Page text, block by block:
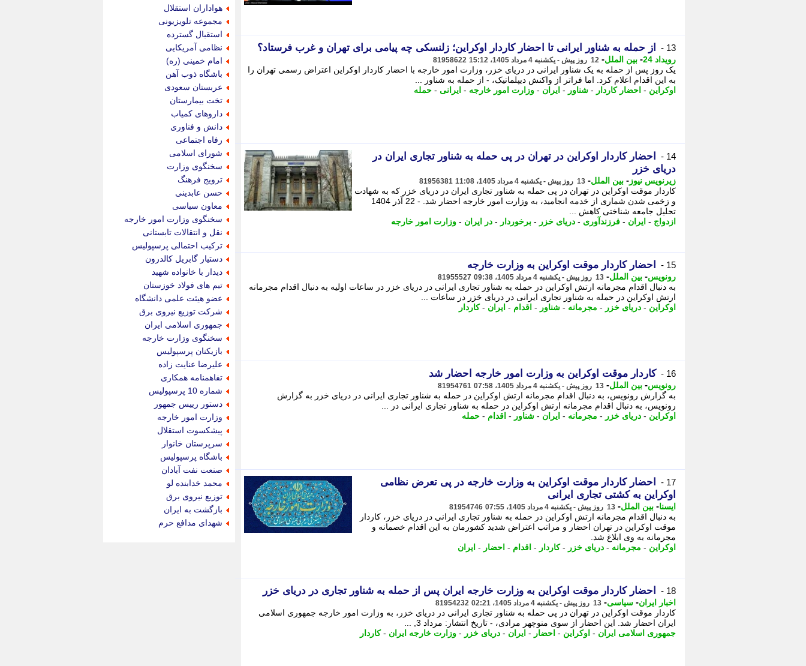
13 - از حمله به شناور ایرانی تا احضار کاردار اوکراین؛ زلنسکی چه پیامی برای تهران و غرب فرستاد؟
رویداد 24 - بین الملل- 12 روز پیش - یکشنبه 4 مرداد 1405، 15:12 81958622
یک روز پس از حمله به یک شناور ایرانی در دریای خزر، وزارت امور خارجه با احضار کاردار اوکراین اعتراض رسمی تهران را
به این اقدام اعلام کرد. اما فراتر از واکنش دیپلماتیک، - از حمله به شناور ...
اوکراین - احضار کاردار - شناور - ایران - وزارت امور خارجه - ایرانی - حمله
14 -
احضار کاردار اوکراین در تهران در پی حمله به شناور تجاری ایران در
دریای خزر
زیرنویس نیوز - بین الملل- 13 روز پیش - یکشنبه 4 مرداد 1405، 11:08 81956381
کاردار موقت اوکراین در تهران در پی حمله به شناور تجاری ایران در دریای خزر که به شهادت
و زخمی شدن شماری از خدمه انجامید، به وزارت امور خارجه احضار شد. - 22 آذر 1404
تحلیل جامعه شناختی کاهش ...
ازدواج - ایران - فرزندآوری - دریای خزر - برخوردار - در ایران - وزارت امور خارجه
15 - احضار کاردار موقت اوکراین به وزارت خارجه
رونویس- بین الملل- 13 روز پیش - یکشنبه 4 مرداد 1405، 09:38 81955527
به دنبال اقدام مجرمانه ارتش اوکراین در حمله به شناور تجاری ایرانی در دریای خزر در ساعات اولیه به دنبال اقدام مجرمانه
ارتش اوکراین در حمله به شناور تجاری ایرانی در دریای خزر در ساعات ...
اوکراین - دریای خزر - مجرمانه - شناور - اقدام - ایران -کاردار
16 - کاردار موقت اوکراین به وزارت امور خارجه احضار شد
رونویس- بین الملل- 13 روز پیش - یکشنبه 4 مرداد 1405، 07:58 81954761
به گزارش رونویس، به دنبال اقدام مجرمانه ارتش اوکراین در حمله به شناور تجاری ایرانی در دریای خزر به گزارش
رونویس، به دنبال اقدام مجرمانه ارتش اوکراین در حمله به شناور تجاری ایرانی در ...
اوکراین - دریای خزر - مجرمانه - ایران - شناور - اقدام - حمله
17 -
احضار کاردار موقت اوکراین به وزارت خارجه در پی تعرض نظامی
اوکراین به کشتی تجاری ایرانی
ایسنا- بین الملل- 13 روز پیش - یکشنبه 4 مرداد 1405، 07:55 81954746
به دنبال اقدام مجرمانه ارتش اوکراین در حمله به شناور تجاری ایرانی در دریای خزر، کاردار
موقت اوکراین در تهران احضار و مراتب اعتراض شدید کشورمان به این اقدام خصمانه و
مجرمانه به وی ابلاغ شد.
اوکراین - مجرمانه - دریای خزر -کاردار - اقدام - احضار - ایران
18 - احضار کاردار موقت اوکراین به وزارت خارجه ایران پس از حمله به شناور تجاری در دریای خزر
اخبار ایران- سیاسی- 13 روز پیش - یکشنبه 4 مرداد 1405، 02:21 81954232
کاردار موقت اوکراین در تهران در پی حمله به شناور تجاری ایرانی در دریای خزر، به وزارت امور خارجه جمهوری اسلامی
ایران احضار شد. این احضار از سوی منوچهر مرادی، - تاریخ انتشار: مرداد 3, ...
جمهوری اسلامی ایران - اوکراین - احضار - ایران - دریای خزر - وزارت خارجه ایران -کاردار
هواداران استقلال
مجموعه تلویزیونی
استقبال گسترده
نظامی آمریکایی
امام خمینی (ره)
باشگاه ذوب آهن
عربستان سعودی
تخت بیمارستان
داروهای کمیاب
دانش و فناوری
رفاه اجتماعی
شورای اسلامی
سخنگوی وزارت
ترویج فرهنگ
حسن عابدینی
معاون سیاسی
سخنگوی وزارت امور خارجه
نقل و انتقالات تابستانی
ترکیب احتمالی پرسپولیس
دستیار گابریل کالدرون
دیدار با خانواده شهید
تیم های فولاد خوزستان
عضو هیئت علمی دانشگاه
شرکت توزیع نیروی برق
جمهوری اسلامی ایران
سخنگوی وزارت خارجه
بازیکنان پرسپولیس
علیرضا عنایت زاده
تفاهمنامه همکاری
شماره 10 پرسپولیس
دستور رییس جمهور
وزارت امور خارجه
پیشکسوت استقلال
سرپرستان خانوار
باشگاه پرسپولیس
صنعت نفت آبادان
محمد خدابنده لو
توزیع نیروی برق
بازگشت به ایران
شهدای مدافع حرم